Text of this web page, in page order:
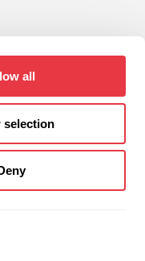
all
selection